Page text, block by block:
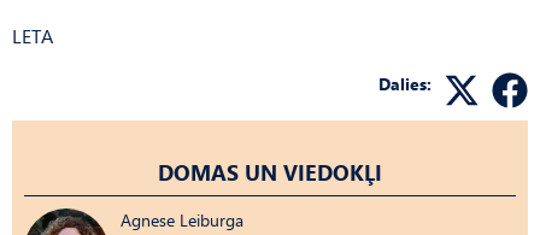
LETA
Dalies:
DOMAS UN VIEDOKĻI
Agnese Leiburga